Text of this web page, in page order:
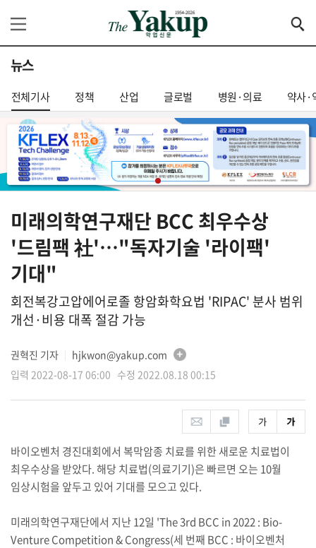
뉴스
전체기사 정책 산업 글로벌 병원·의료 약사·
미래의학연구재단 BCC 최우수상
'드림팩 社'…"독자기술 '라이팩'
기대"
회전복강고압에어로졸 항암화학요법 'RIPAC' 분사 범위
개선·비용 대폭 절감 가능
권혁진 기자
hjkwon@yakup.com
입력 2022-08-17 06:00 수정 2022.08.18 00:15
바이오벤처 경진대회에서 복막암종 치료를 위한 새로운 치료법이
최우수상을 받았다. 해당 치료법(의료기기)은 빠르면 오는 10월
임상시험을 앞두고 있어 기대를 모으고 있다.
미래의학연구재단에서 지난 12일 'The 3rd BCC in 2022 : Bio-
Venture Competition & Congress(세 번째 BCC : 바이오벤처